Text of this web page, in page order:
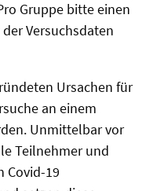
Gruppe bitte einen
Versuchsdaten
Ursachen für
an einem
Unmittelbar vor
Teilnehmer und
Covid-19